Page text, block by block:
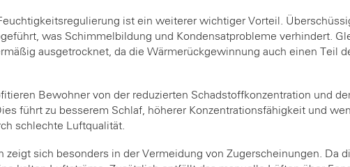
ist ein weiterer wichtiger Vorteil.
was Schimmelbildung und Kondensatprobleme verhindert.
ausgetrocknet, da die Wärmerückgewinnung auch einen Teil
Bewohner von der reduzierten Schadstoffkonzentration und
führt zu besserem Schlaf, höherer Konzentrationsfähigkeit und
schlechte Luftqualität.
zeigt sich besonders in der Vermeidung von Zugerscheinungen. Da